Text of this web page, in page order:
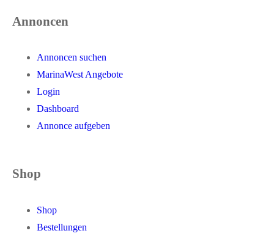
Annoncen
Annoncen suchen
MarinaWest Angebote
Login
Dashboard
Annonce aufgeben
Shop
Shop
Bestellungen